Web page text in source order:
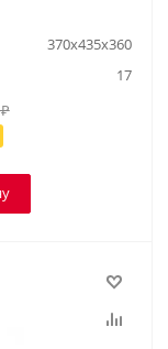
370х435х360
17